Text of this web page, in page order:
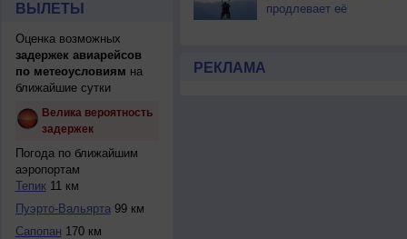
ВЫЛЕТЫ
Оценка возможных
задержек авиарейсов
по метеоусловиям на
ближайшие сутки
Велика вероятность
задержек
Погода по ближайшим
аэропортам
Тепик11 км
Пуэрто-Вальярта99 км
Сапопан 170 км
продлевает её
РЕКЛАМА